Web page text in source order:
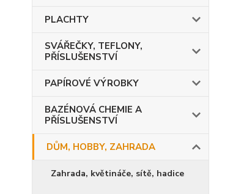
PLACHTY
SVÁŘEČKY, TEFLONY,
PŘÍSLUŠENSTVÍ
PAPÍROVÉ VÝROBKY
BAZÉNOVÁ CHEMIE A
PŘÍSLUŠENSTVÍ
DŮM, HOBBY, ZAHRADA
Zahrada, květináče, sítě, hadice